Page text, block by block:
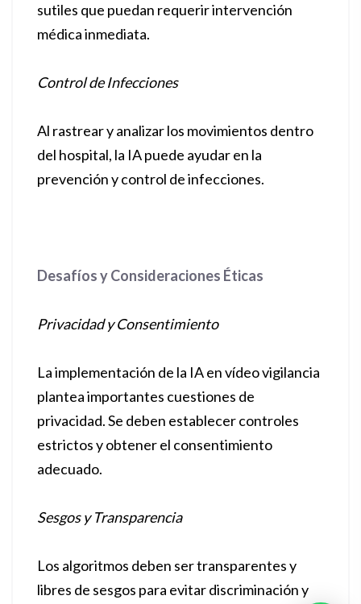
sutiles que puedan requerir intervención
médica inmediata.
Control de Infecciones
Al rastrear y analizar los movimientos dentro
del hospital, la IA puede ayudar en la
prevención y control de infecciones.
Desafíos y Consideraciones Éticas
Privacidad y Consentimiento
La implementación de la IA en vídeo vigilancia
plantea importantes cuestiones de
privacidad. Se deben establecer controles
estrictos y obtener el consentimiento
adecuado.
Sesgos y Transparencia
Los algoritmos deben ser transparentes y
libres de sesgos para evitar discriminación y